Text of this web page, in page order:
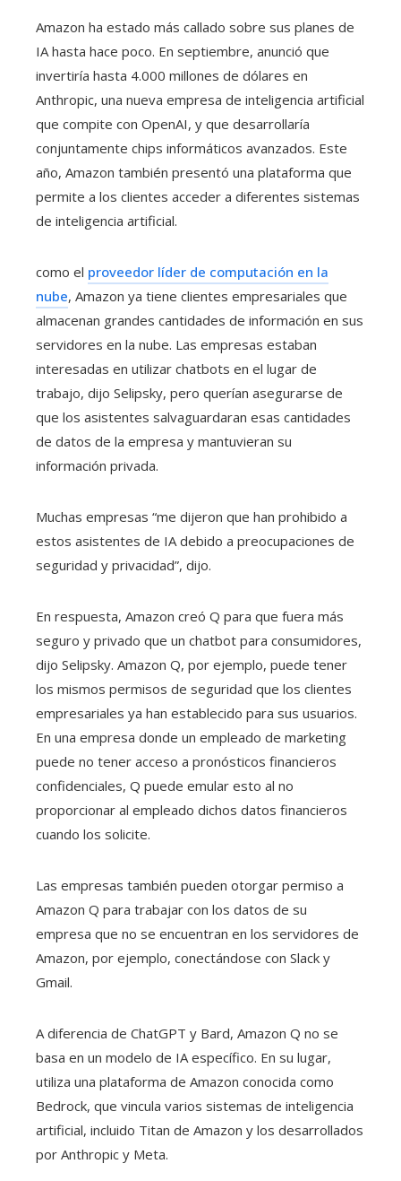
Amazon ha estado más callado sobre sus planes de
IA hasta hace poco. En septiembre, anunció que
invertiría hasta 4.000 millones de dólares en
Anthropic, una nueva empresa de inteligencia artificial
que compite con OpenAI, y que desarrollaría
conjuntamente chips informáticos avanzados. Este
año, Amazon también presentó una plataforma que
permite a los clientes acceder a diferentes sistemas
de inteligencia artificial.
como el proveedor líder de computación en la
nube, Amazon ya tiene clientes empresariales que
almacenan grandes cantidades de información en sus
servidores en la nube. Las empresas estaban
interesadas en utilizar chatbots en el lugar de
trabajo, dijo Selipsky, pero querían asegurarse de
que los asistentes salvaguardaran esas cantidades
de datos de la empresa y mantuvieran su
información privada.
Muchas empresas “me dijeron que han prohibido a
estos asistentes de IA debido a preocupaciones de
seguridad y privacidad”, dijo.
En respuesta, Amazon creó Q para que fuera más
seguro y privado que un chatbot para consumidores,
dijo Selipsky. Amazon Q, por ejemplo, puede tener
los mismos permisos de seguridad que los clientes
empresariales ya han establecido para sus usuarios.
En una empresa donde un empleado de marketing
puede no tener acceso a pronósticos financieros
confidenciales, Q puede emular esto al no
proporcionar al empleado dichos datos financieros
cuando los solicite.
Las empresas también pueden otorgar permiso a
Amazon Q para trabajar con los datos de su
empresa que no se encuentran en los servidores de
Amazon, por ejemplo, conectándose con Slack y
Gmail.
A diferencia de ChatGPT y Bard, Amazon Q no se
basa en un modelo de IA específico. En su lugar,
utiliza una plataforma de Amazon conocida como
Bedrock, que vincula varios sistemas de inteligencia
artificial, incluido Titan de Amazon y los desarrollados
por Anthropic y Meta.